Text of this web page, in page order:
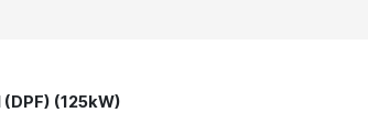
(125kW)